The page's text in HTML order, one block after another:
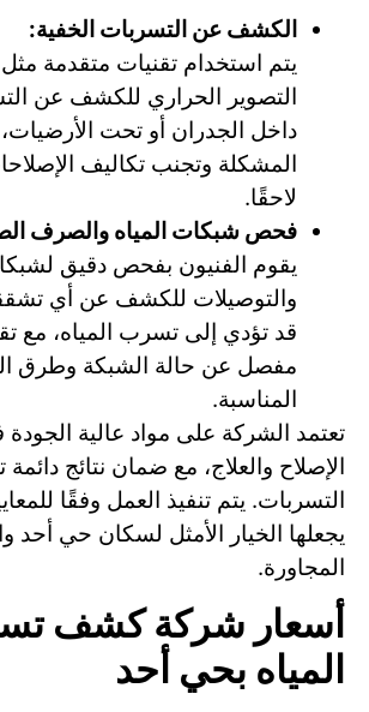
الكشف عن التسربات الخفية:
يتم استخدام تقنيات متقدمة
التصوير الحراري للكشف عن
داخل الجدران أو تحت
المشكلة وتجنب تكاليف
لاحقًا.
فحص شبكات المياه والصرف
يقوم الفنيون بفحص دقيق
والتوصيلات للكشف عن أي
قد تؤدي إلى تسرب المياه، مع
مفصل عن حالة الشبكة وطرق
المناسبة.
تعتمد الشركة على مواد عالية
الإصلاح والعلاج، مع ضمان نتائج دائمة
التسربات. يتم تنفيذ العمل وفقًا
يجعلها الخيار الأمثل لسكان حي أحد
المجاورة.
أسعار شركة كشف
المياه بحي أحد